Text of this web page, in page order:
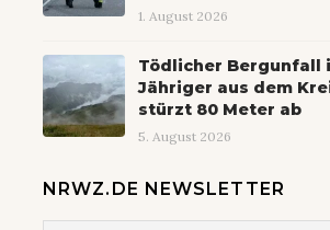
1. August 2026
Tödlicher Bergunfall
Jähriger aus dem
stürzt 80 Meter ab
5. August 2026
NRWZ.DE NEWSLETTER